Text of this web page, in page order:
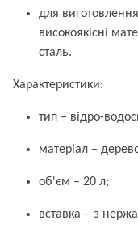
для
високоякісні
сталь.
Характеристики:
тип – відро-
матеріал –
об'єм – 20 л;
вставка – з